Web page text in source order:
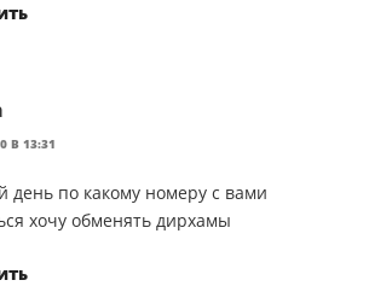
В 13:31
день по какому номеру с вами
хочу обменять дирхамы